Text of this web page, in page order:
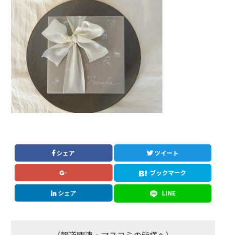
シェア ツイート
ブックマーク
シェア LINE